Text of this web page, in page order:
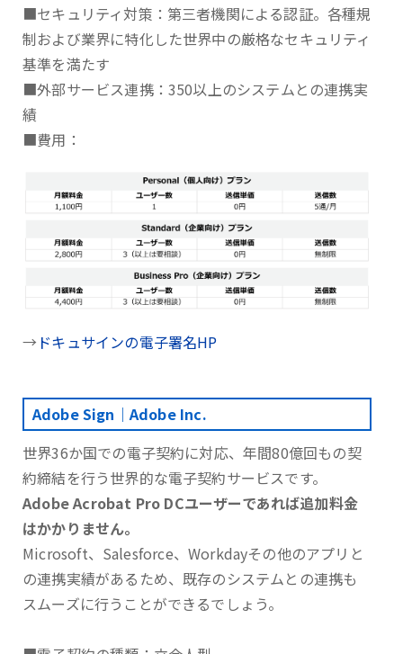
■セキュリティ対策：第三者機関による認証。各種規
制および業界に特化した世界中の厳格なセキュリティ
基準を満たす
■外部サービス連携：350以上のシステムとの連携実
績
■費用：
→ ドキュサインの電子署名HP
Adobe Sign｜Adobe Inc.
世界36か国での電子契約に対応、年間80億回もの契
約締結を行う世界的な電子契約サービスです。
Adobe Acrobat Pro DCユーザーであれば追加料金
はかかりません。
Microsoft、Salesforce、Workdayその他のアプリと
の連携実績があるため、既存のシステムとの連携も
スムーズに行うことができるでしょう。